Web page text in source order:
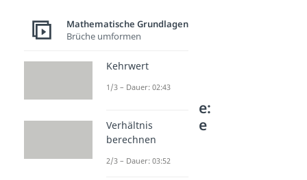
Weitere Inhalte:
Mathematische
Grundlagen
Teilbarkeit
Mathematische Grundlagen
Brüche umformen
Kehrwert
1/3 – Dauer: 02:43
Verhältnis
berechnen
2/3 – Dauer: 03:52